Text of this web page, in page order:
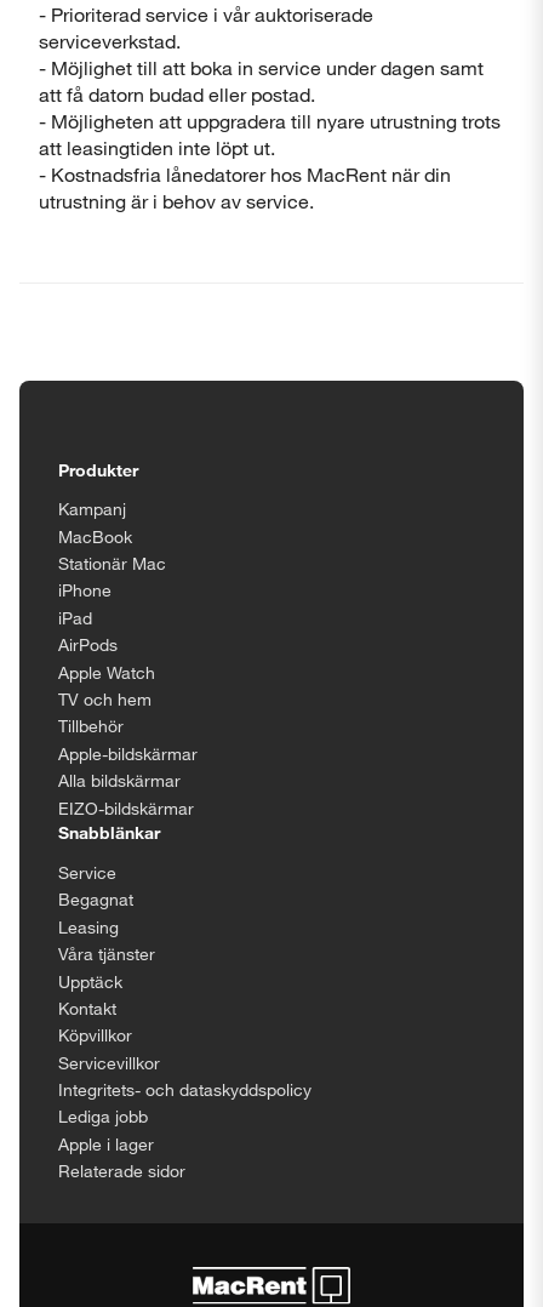
- Prioriterad service i vår auktoriserade
serviceverkstad.
- Möjlighet till att boka in service under dagen samt
att få datorn budad eller postad.
- Möjligheten att uppgradera till nyare utrustning trots
att leasingtiden inte löpt ut.
- Kostnadsfria lånedatorer hos MacRent när din
utrustning är i behov av service.
Produkter
Kampanj
MacBook
Stationär Mac
iPhone
iPad
AirPods
Apple Watch
TV och hem
Tillbehör
Apple-bildskärmar
Alla bildskärmar
EIZO-bildskärmar
Snabblänkar
Service
Begagnat
Leasing
Våra tjänster
Upptäck
Kontakt
Köpvillkor
Servicevillkor
Integritets- och dataskyddspolicy
Lediga jobb
Apple i lager
Relaterade sidor